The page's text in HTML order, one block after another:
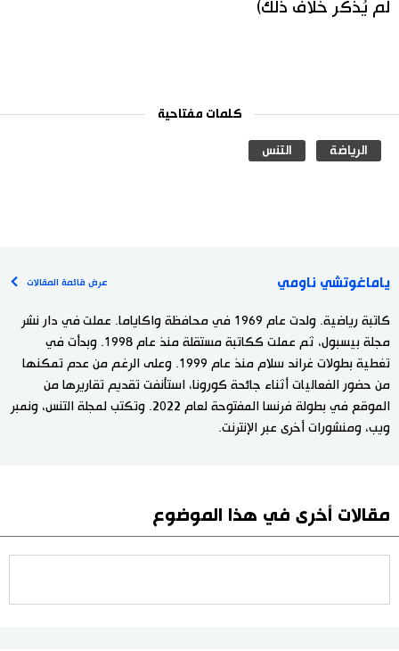
لم يُذكر خلاف ذلك)
كلمات مفتاحية
الرياضة التنس
ياماغوتشي ناومي عرض قائمة المقالات
كاتبة رياضية. ولدت عام 1969 في محافظة واكاياما. عملت في دار نشر
مجلة بيسبول، ثم عملت ككاتبة مستقلة منذ عام 1998. وبدأت في
تغطية بطولات غراند سلام منذ عام 1999. وعلى الرغم من عدم تمكنها
من حضور الفعاليات أثناء جائحة كورونا، استأنفت تقديم تقاريرها من
الموقع في بطولة فرنسا المفتوحة لعام 2022. وتكتب لمجلة التنس، ونمبر
ويب، ومنشورات أخرى عبر الإنترنت.
مقالات أخرى في هذا الموضوع